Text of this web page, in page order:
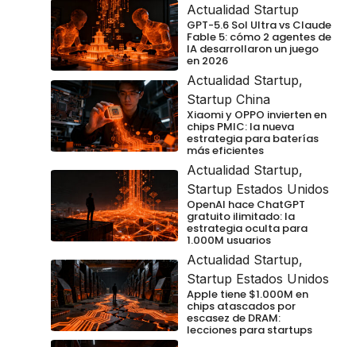
Actualidad Startup
GPT-5.6 Sol Ultra vs Claude
Fable 5: cómo 2 agentes de
IA desarrollaron un juego
en 2026
Actualidad Startup,
Startup China
Xiaomi y OPPO invierten en
chips PMIC: la nueva
estrategia para baterías
más eficientes
Actualidad Startup,
Startup Estados Unidos
OpenAI hace ChatGPT
gratuito ilimitado: la
estrategia oculta para
1.000M usuarios
Actualidad Startup,
Startup Estados Unidos
Apple tiene $1.000M en
chips atascados por
escasez de DRAM:
lecciones para startups